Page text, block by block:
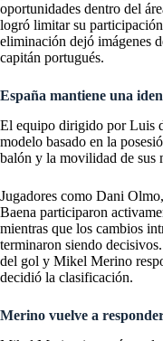
oportunidades dentro del
logró limitar su
eliminación dejó imágenes
capitán portugués.
España mantiene una
El equipo dirigido por Luis
modelo basado en la
balón y la movilidad de sus
Jugadores como Dani
Baena participaron
mientras que los cambios
terminaron siendo
del gol y Mikel Merino
decidió la clasificación.
Merino vuelve a